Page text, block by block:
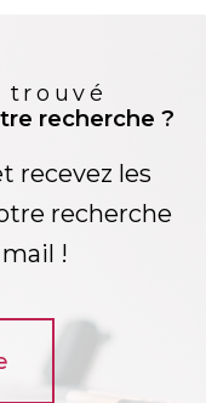
trouvé
recherche ?
recevez les
recherche
!